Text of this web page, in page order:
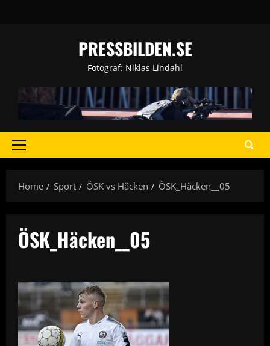
PRESSBILDEN.SE
Fotograf: Niklas Lindahl
Primary
Home
Sport ÖSK vs Häcken ÖSK_Häcken__05
ÖSK_Häcken__05